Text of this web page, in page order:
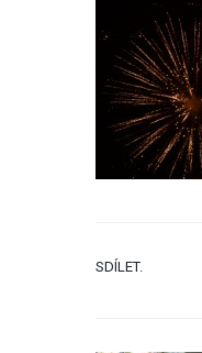
SDÍLET.